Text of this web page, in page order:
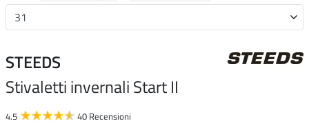
STEEDS
Stivaletti invernali Start II
4.5 40 Recensioni